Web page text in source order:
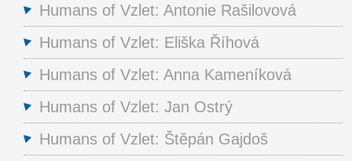
Humans of Vzlet: Antonie Rašilovová
Humans of Vzlet: Eliška Říhová
Humans of Vzlet: Anna Kameníková
Humans of Vzlet: Jan Ostrý
Humans of Vzlet: Štěpán Gajdoš